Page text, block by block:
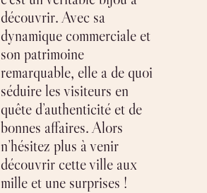
découvrir. Avec sa
dynamique commerciale et
son patrimoine
remarquable, elle a de quoi
séduire les visiteurs en
quête d’authenticité et de
bonnes affaires. Alors
n’hésitez plus à venir
découvrir cette ville aux
mille et une surprises !